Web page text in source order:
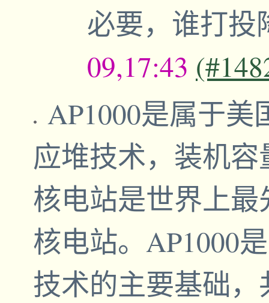
必要，谁打
09,17:43
AP1000是属于
应堆技术，装机
核电站是世界上最
核电站。AP1000
技术的主要基础